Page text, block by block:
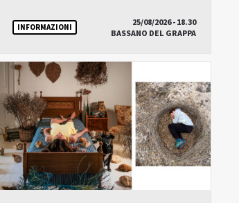
INFORMAZIONI
25/08/2026 - 18.30
BASSANO DEL GRAPPA